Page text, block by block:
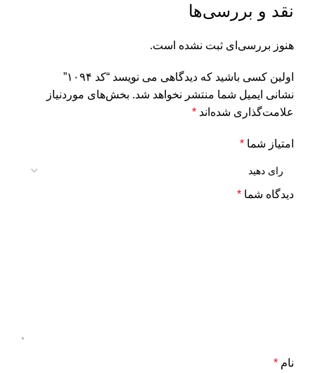
نقد و بررسی‌ها
هنوز بررسی‌ای ثبت نشده است.
اولین کسی باشید که دیدگاهی می نویسد “کد ۱۰۹۴”
نشانی ایمیل شما منتشر نخواهد شد. بخش‌های موردنیاز
علامت‌گذاری شده‌اند *
امتیاز شما *
دیدگاه شما *
نام *